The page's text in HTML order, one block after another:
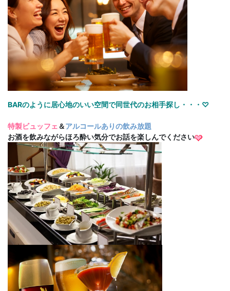
BARのように居心地のいい空間で同世代のお相手探し・・・♡
特製ビュッフェ ＆アルコールありの飲み放題
お酒を飲みながらほろ酔い気分でお話を楽しんでください